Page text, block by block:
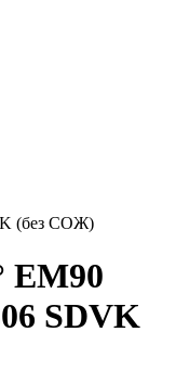
(без СОЖ)
EM90
SDVK